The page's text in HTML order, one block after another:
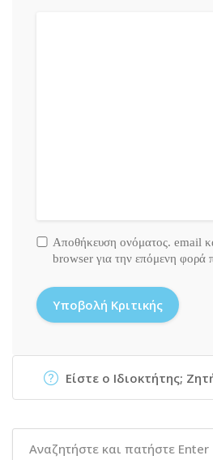
Αποθήκευση ονόματος. email
browser για την επόμενη φορά
Είστε ο Ιδιοκτήτης;